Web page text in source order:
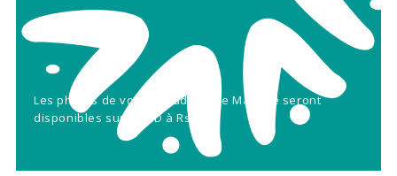
Les photos de votre balade à l’île Maurice seront
disponibles sur un CD à Rs 800.